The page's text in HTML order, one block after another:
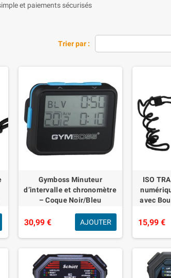
et paiements sécurisés
Trier par :
Gymboss Minuteur
d’intervalle et chronomètre
– Coque Noir/Bleu
30,99 € AJOUTER
ISO
avec
15,99 €